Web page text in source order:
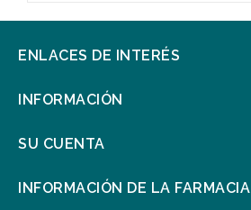
ENLACES DE INTERÉS
INFORMACIÓN
SU CUENTA
INFORMACIÓN DE LA FARMACIA